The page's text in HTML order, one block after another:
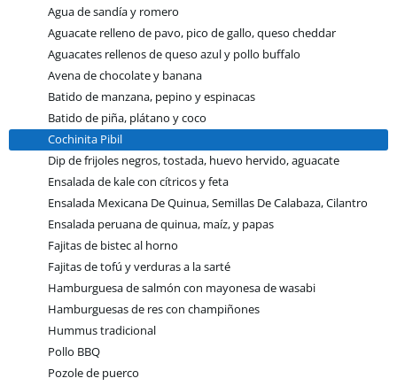
Agua de sandía y romero
Aguacate relleno de pavo, pico de gallo, queso cheddar
Aguacates rellenos de queso azul y pollo buffalo
Avena de chocolate y banana
Batido de manzana, pepino y espinacas
Batido de piña, plátano y coco
Cochinita Pibil
Dip de frijoles negros, tostada, huevo hervido, aguacate
Ensalada de kale con cítricos y feta
Ensalada Mexicana De Quinua, Semillas De Calabaza, Cilantro
Ensalada peruana de quinua, maíz, y papas
Fajitas de bistec al horno
Fajitas de tofú y verduras a la sarté
Hamburguesa de salmón con mayonesa de wasabi
Hamburguesas de res con champiñones
Hummus tradicional
Pollo BBQ
Pozole de puerco